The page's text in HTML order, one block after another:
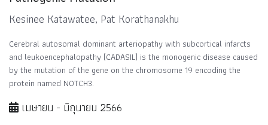
Kesinee Katawatee, Pat Korathanakhu
Cerebral autosomal dominant arteriopathy with subcortical infarcts
and leukoencephalopathy (CADASIL) is the monogenic disease caused
by the mutation of the gene on the chromosome 19 encoding the
protein named NOTCH3.
เมษายน - มิถุนายน 2566